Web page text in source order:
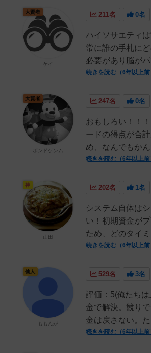
211名 0名
ハイソサエティ
常に誰の手札に
必要があり脳が
続きを読む（6年以上前
大賢者
ケイ
247名 0名
おもしろい！！
ードの得点が合
め、なんでもか
続きを読む（6年以上前
大賢者
ボンドゲンム
202名 1名
システム自体は
い！初期資金が
ため、どのタイ
続きを読む（6年以上前
神
山田
529名 3名
評価：5(俺たち
金で解決。競り
金は戻さない。
続きを読む（6年以上前
仙人
ももんが